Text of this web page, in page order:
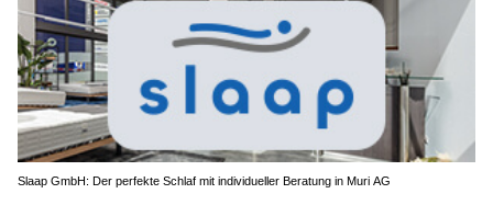
Slaap GmbH: Der perfekte Schlaf mit individueller Beratung in Muri AG